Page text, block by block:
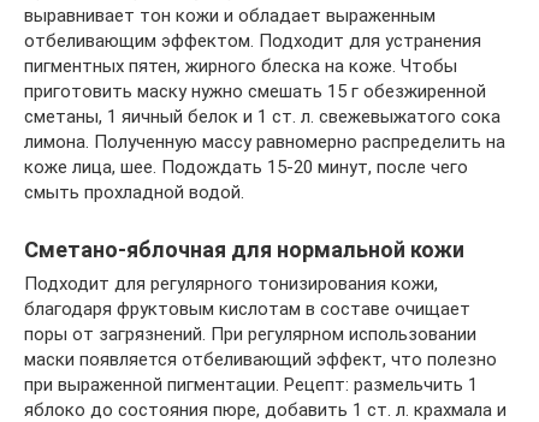
выравнивает тон кожи и обладает выраженным
отбеливающим эффектом. Подходит для устранения
пигментных пятен, жирного блеска на коже. Чтобы
приготовить маску нужно смешать 15 г обезжиренной
сметаны, 1 яичный белок и 1 ст. л. свежевыжатого сока
лимона. Полученную массу равномерно распределить на
коже лица, шее. Подождать 15-20 минут, после чего
смыть прохладной водой.
Сметано-яблочная для нормальной кожи
Подходит для регулярного тонизирования кожи,
благодаря фруктовым кислотам в составе очищает
поры от загрязнений. При регулярном использовании
маски появляется отбеливающий эффект, что полезно
при выраженной пигментации. Рецепт: размельчить 1
яблоко до состояния пюре, добавить 1 ст. л. крахмала и